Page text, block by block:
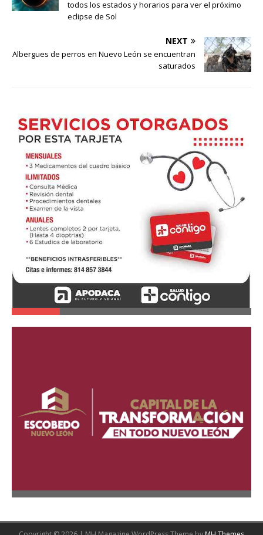
todos los estados y horarios para ver el próximo
eclipse de Sol
NEXT
Albergues de perros en Nuevo León se encuentran
saturados